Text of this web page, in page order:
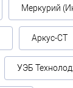
Меркурий
Аркус-СТ
УЭБ